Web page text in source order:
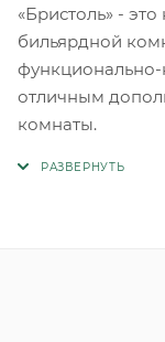
«Бристоль» -
бильярдной
отличным
комнаты.